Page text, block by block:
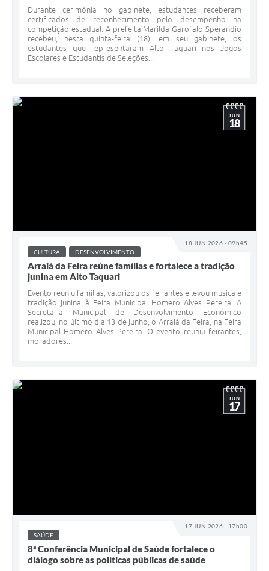
Durante cerimônia no gabinete, estudantes receberam
certificados de reconhecimento pelo desempenho na
competição estadual. A prefeita Marilda Garofalo Sperandio
recebeu, nesta quinta-feira (18), em seu gabinete, os
estudantes que representaram Alto Taquari nos Jogos
Escolares e Estudantis de Seleções...
18 JUN 2026 - 09h45
JUN
18
CULTURA DESENVOLVIMENTO
Arraiá da Feira reúne famílias e fortalece a tradição
junina em Alto Taquari
Evento reuniu famílias, valorizou os feirantes e levou música e
tradição junina à Feira Municipal Homero Alves Pereira. A
Secretaria Municipal de Desenvolvimento Econômico
realizou, no último dia 13 de junho, o Arraiá da Feira, na Feira
Municipal Homero Alves Pereira. O evento reuniu feirantes,
moradores...
17 JUN 2026 - 17h00
JUN
17
SAÚDE
8ª Conferência Municipal de Saúde fortalece o
diálogo sobre as políticas públicas de saúde